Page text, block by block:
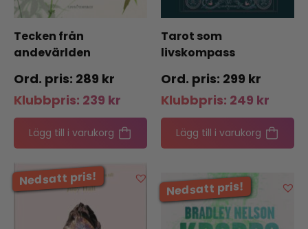
Tecken från
andevärlden
289 kr
Klubbpris: 239 kr
Lägg till i varukorg
Tarot som
livskompass
299 kr
Klubbpris: 249 kr
Lägg till i varukorg